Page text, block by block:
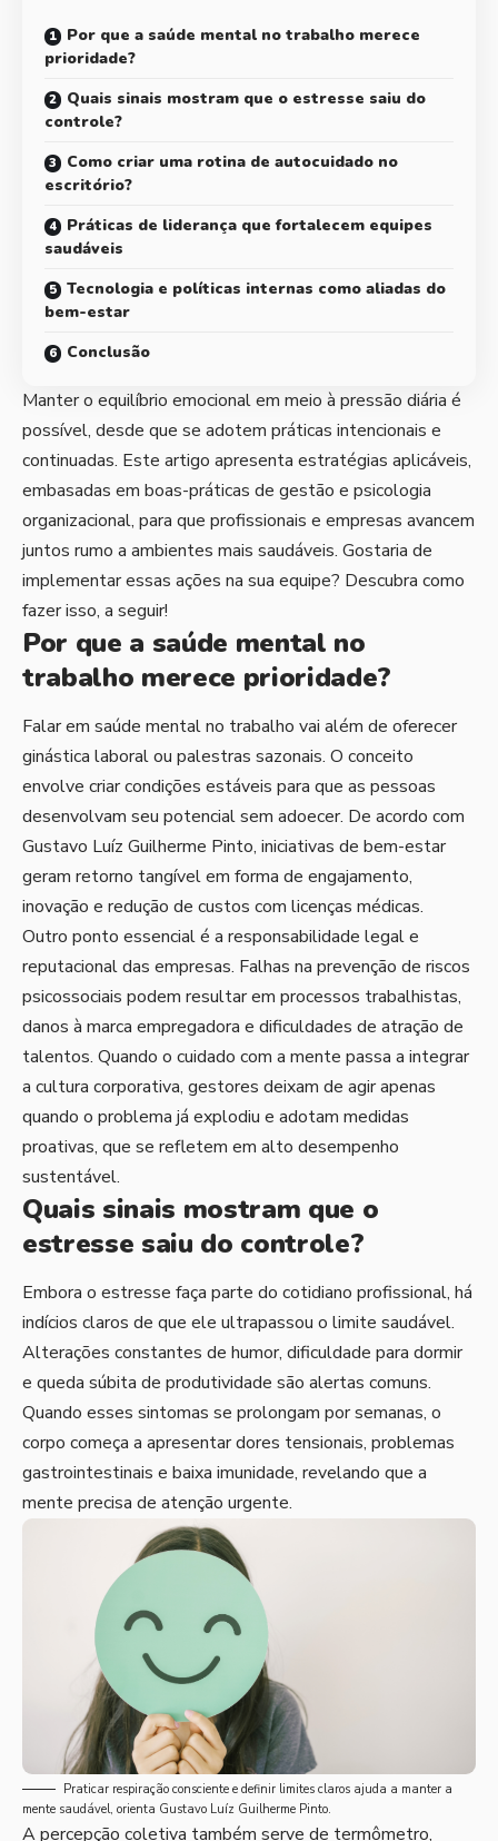
Por que a saúde mental no trabalho merece
prioridade?
Quais sinais mostram que o estresse saiu do
controle?
Como criar uma rotina de autocuidado no
escritório?
Práticas de liderança que fortalecem equipes
saudáveis
Tecnologia e políticas internas como aliadas do
bem-estar
Conclusão
Manter o equilíbrio emocional em meio à pressão diária é
possível, desde que se adotem práticas intencionais e
continuadas. Este artigo apresenta estratégias aplicáveis,
embasadas em boas-práticas de gestão e psicologia
organizacional, para que profissionais e empresas avancem
juntos rumo a ambientes mais saudáveis. Gostaria de
implementar essas ações na sua equipe? Descubra como
fazer isso, a seguir!
Por que a saúde mental no
trabalho merece prioridade?
Falar em saúde mental no trabalho vai além de oferecer
ginástica laboral ou palestras sazonais. O conceito
envolve criar condições estáveis para que as pessoas
desenvolvam seu potencial sem adoecer. De acordo com
Gustavo Luíz Guilherme Pinto, iniciativas de bem-estar
geram retorno tangível em forma de engajamento,
inovação e redução de custos com licenças médicas.
Outro ponto essencial é a responsabilidade legal e
reputacional das empresas. Falhas na prevenção de riscos
psicossociais podem resultar em processos trabalhistas,
danos à marca empregadora e dificuldades de atração de
talentos. Quando o cuidado com a mente passa a integrar
a cultura corporativa, gestores deixam de agir apenas
quando o problema já explodiu e adotam medidas
proativas, que se refletem em alto desempenho
sustentável.
Quais sinais mostram que o
estresse saiu do controle?
Embora o estresse faça parte do cotidiano profissional, há
indícios claros de que ele ultrapassou o limite saudável.
Alterações constantes de humor, dificuldade para dormir
e queda súbita de produtividade são alertas comuns.
Quando esses sintomas se prolongam por semanas, o
corpo começa a apresentar dores tensionais, problemas
gastrointestinais e baixa imunidade, revelando que a
mente precisa de atenção urgente.
Praticar respiração consciente e definir limites claros ajuda a manter a
mente saudável, orienta Gustavo Luíz Guilherme Pinto.
A percepção coletiva também serve de termômetro,